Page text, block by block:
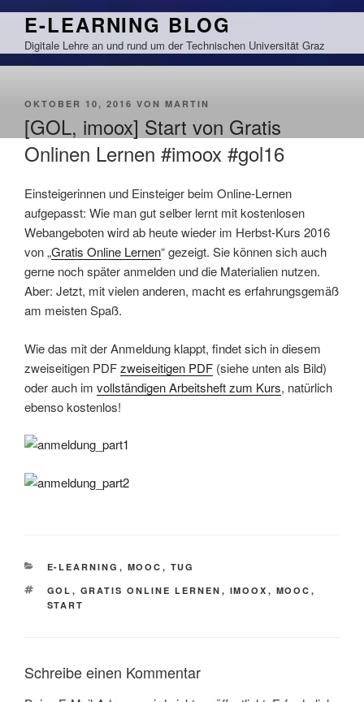
Zum
springen
E-LEARNING BLOG
Digitale Lehre an und rund um der Technischen Universität Graz
VERÖFFENTLICHT
OKTOBER 10, 2016 VON MARTIN
[GOL, imoox] Start von Gratis
Onlinen Lernen #imoox #gol16
Einsteigerinnen und Einsteiger beim Online-Lernen
aufgepasst: Wie man gut selber lernt mit kostenlosen
Webangeboten wird ab heute wieder im Herbst-Kurs 2016
von „Gratis Online Lernen“ gezeigt. Sie können sich auch
gerne noch später anmelden und die Materialien nutzen.
Aber: Jetzt, mit vielen anderen, macht es erfahrungsgemäß
am meisten Spaß.
Wie das mit der Anmeldung klappt, findet sich in diesem
zweiseitigen PDFzweiseitigen PDF (siehe unten als Bild)
oder auch im vollständigen Arbeitsheft zum Kurs, natürlich
ebenso kostenlos!
KATEGORIEN
E-LEARNING , MOOC , TUG
SCHLAGWÖRTER
GOL , GRATIS ONLINE LERNEN , IMOOX , MOOC ,
START
Schreibe einen Kommentar